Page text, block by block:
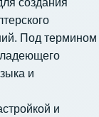
создания
Под термином
и
и